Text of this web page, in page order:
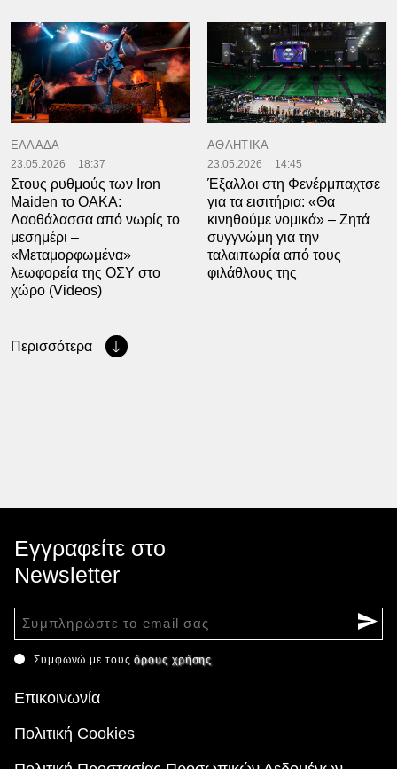
ΕΛΛΑΔΑ
23.05.2026 18:37
Στους ρυθμούς των Iron
Maiden το ΟΑΚΑ:
Λαοθάλασσα από νωρίς το
μεσημέρι –
«Μεταμορφωμένα»
λεωφορεία της ΟΣΥ στο
χώρο (Videos)
ΑΘΛΗΤΙΚΑ
23.05.2026 14:45
Έξαλλοι στη Φενέρμπαχτσε
για τα εισιτήρια: «Θα
κινηθούμε νομικά» – Ζητά
συγγνώμη για την
ταλαιπωρία από τους
φιλάθλους της
Περισσότερα
Εγγραφείτε στο
Newsletter
Συμφωνώ με τουςόρους χρήσης
Επικοινωνία
Πολιτική Cookies